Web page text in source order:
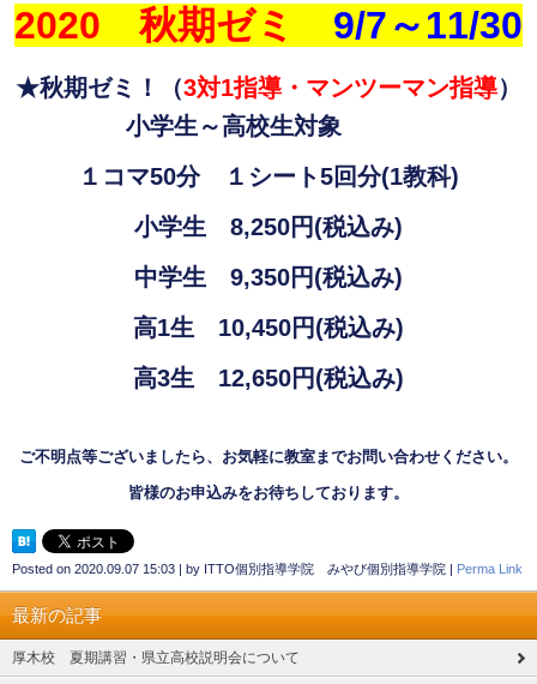
2020 秋期ゼミ 9/7～11/30
★秋期ゼミ！（3対1指導・マンツーマン指導）
小学生～高校生対象
１コマ50分 １シート5回分(1教科)
小学生 8,250円(税込み)
中学生 9,350円(税込み)
高1生 10,450円(税込み)
高3生 12,650円(税込み)
ご不明点等ございましたら、お気軽に教室までお問い合わせください。
皆様のお申込みをお待ちしております。
Posted on 2020.09.07 15:03 | by ITTO個別指導学院 みやび個別指導学院 | Perma Link
最新の記事
厚木校 夏期講習・県立高校説明会について